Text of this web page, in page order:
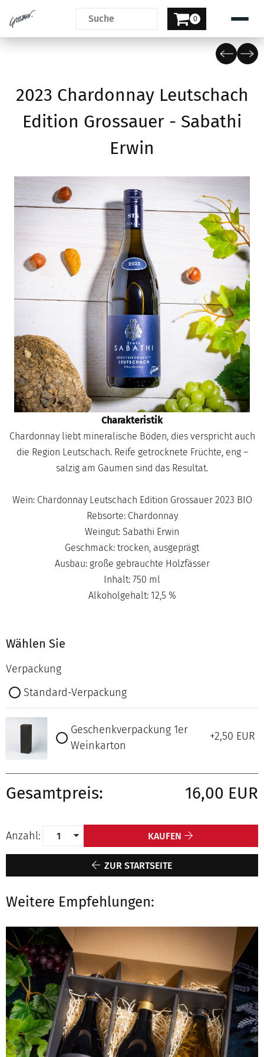
0
2023 Chardonnay Leutschach
Edition Grossauer - Sabathi
Erwin
Charakteristik
Chardonnay liebt mineralische Böden, dies verspricht auch
die Region Leutschach. Reife getrocknete Früchte, eng –
salzig am Gaumen sind das Resultat.
Wein: Chardonnay Leutschach Edition Grossauer 2023 BIO
Rebsorte: Chardonnay
Weingut: Sabathi Erwin
Geschmack: trocken, ausgeprägt
Ausbau: große gebrauchte Holzfässer
Inhalt: 750 ml
Alkoholgehalt: 12,5 %
Wählen Sie
Verpackung
Standard-Verpackung
Geschenkverpackung 1er
Weinkarton
+2,50 EUR
Gesamtpreis: 16,00 EUR
Anzahl: KAUFEN
ZUR STARTSEITE
Weitere Empfehlungen: